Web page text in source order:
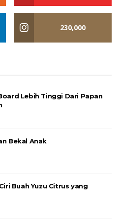
230,000
Lebih Tinggi Dari Papan
Bekal Anak
Buah Yuzu Citrus yang